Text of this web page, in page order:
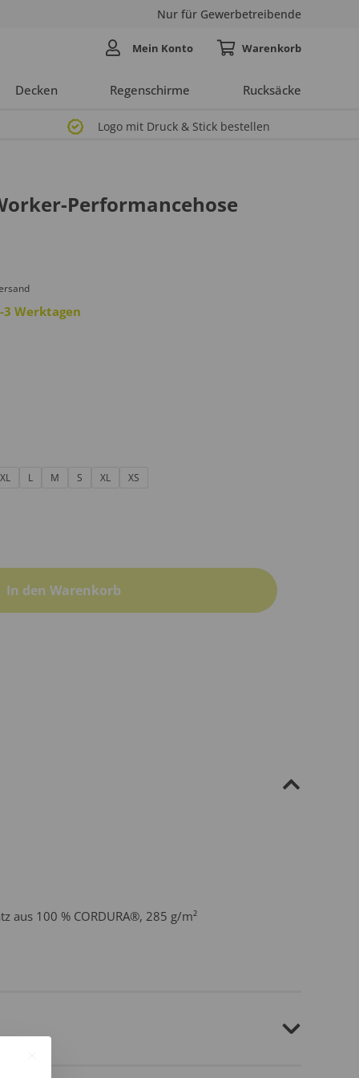
Nur für Gewerbetreibende
Decken Regenschirme Rucksäcke
Mein Konto
Logo mit Druck & Stick bestellen
Performancehose
Werktagen
L M S XL XS
In den Warenkorb
aus 100 % CORDURA®, 285 g/m²